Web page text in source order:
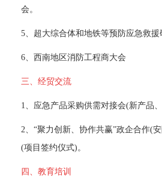
会。
5、超大综合体和地铁等预防应急救援
6、西南地区消防工程商大会
三、经贸交流
1、应急产品采购供需对接会(新产品
2、“聚力创新、协作共赢”政企合作(
(项目签约仪式)。
四、教育培训